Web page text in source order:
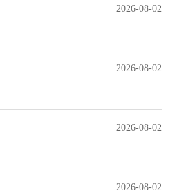
2026-08-02
2026-08-02
2026-08-02
2026-08-02